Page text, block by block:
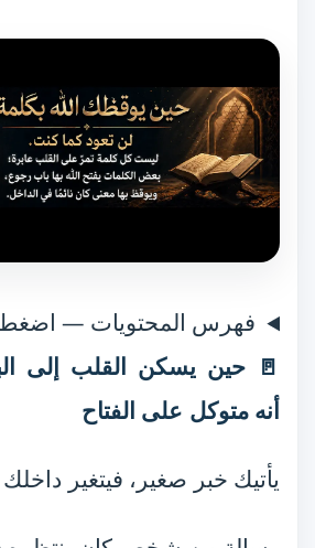
فهرس المحتويات —
🚪 حين يسكن القلب إلى
أنه متوكل على الفتاح
يأتيك خبر صغير، فيتغير